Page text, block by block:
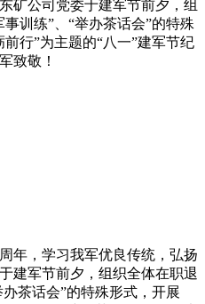
矿公司党委于建军节前夕，组
训练”、“举办茶话会”的特殊
行”为主题的“八一”建军节纪
致敬！
年，学习我军优良传统，弘扬
建军节前夕，组织全体在职退
茶话会”的特殊形式，开展